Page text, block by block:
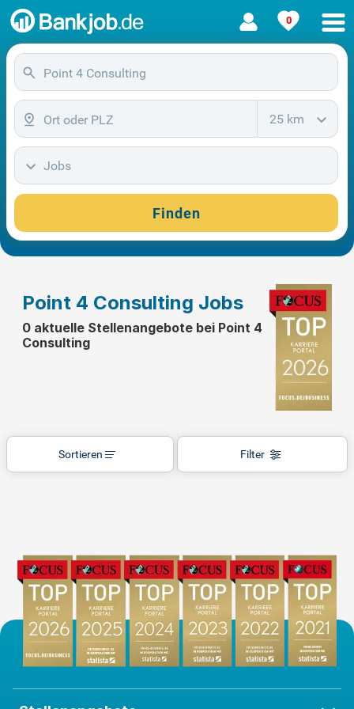
0
25 km
Jobs
Finden
Point 4 Consulting Jobs
0 aktuelle Stellenangebote bei Point 4
Consulting
Filter
Sortieren